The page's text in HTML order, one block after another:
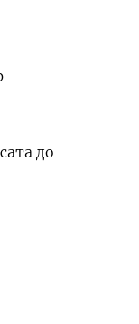
до